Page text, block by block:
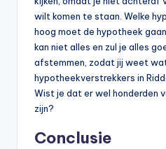
wilt komen te staan. Welke
hoog moet de hypotheek
kan niet alles en zul je alles
afstemmen, zodat jij weet
hypotheekverstrekkers in
Wist je dat er wel honderden
zijn?
Conclusie